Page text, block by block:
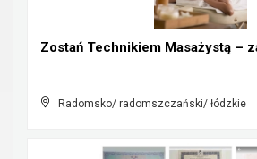
Radomsko/ radomszczański/ łódzkie